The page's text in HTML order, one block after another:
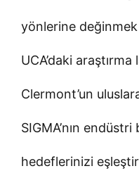
yönlerine
UCA’daki
Clermont’un
SIGMA’nın
hedeflerinizi